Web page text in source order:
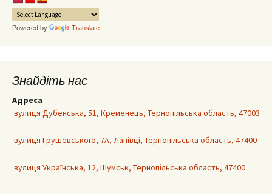
Powered by Translate
Знайдіть нас
Адреса
вулиця Дубенська, 51, Кременець, Тернопільська область, 47003
вулиця Грушевського, 7А, Ланівці, Тернопільська область, 47400
вулиця Українська, 12, Шумськ, Тернопільська область, 47400